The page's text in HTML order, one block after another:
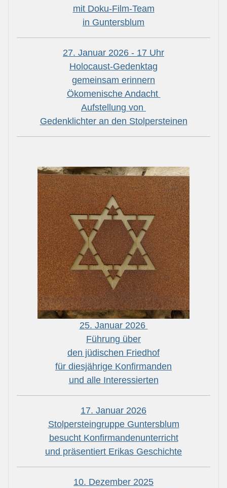
mit Doku-Film-Team
in Guntersblum
27. Januar 2026 - 17 Uhr
Holocaust-Gedenktag
gemeinsam erinnern
Ökomenische Andacht
Aufstellung von
Gedenklichter an den Stolpersteinen
25. Januar 2026
Führung über
den jüdischen Friedhof
für diesjährige Konfirmanden
und alle Interessierten
17. Januar 2026
Stolpersteingruppe Guntersblum
besucht Konfirmandenunterricht
und präsentiert Erikas Geschichte
10. Dezember 2025